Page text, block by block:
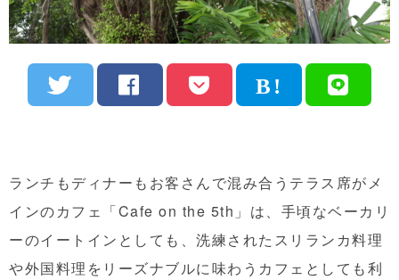
ランチもディナーもお客さんで混み合うテラス席がメ
インのカフェ「Cafe on the 5th」は、手頃なベーカリ
ーのイートインとしても、洗練されたスリランカ料理
や外国料理をリーズナブルに味わうカフェとしても利